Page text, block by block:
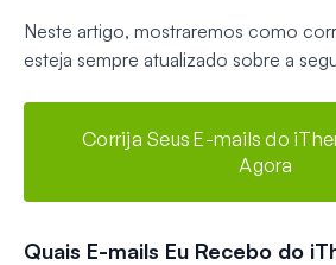
Neste artigo, mostraremos como
esteja sempre atualizado sobre a
Corrija Seus E-mails do
Agora
Quais E-mails Eu Recebo do